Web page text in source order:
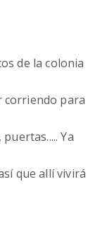
de la colonia
corriendo para
Ya
que allí vivirá